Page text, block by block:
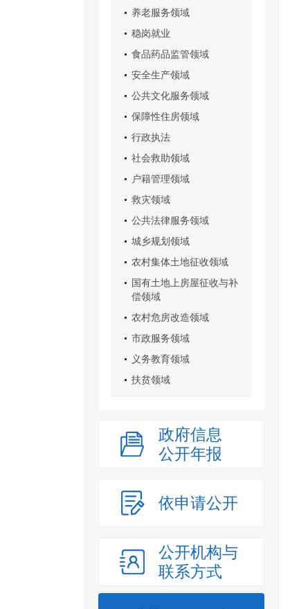
养老服务领域
稳岗就业
食品药品监管领域
安全生产领域
公共文化服务领域
保障性住房领域
行政执法
社会救助领域
户籍管理领域
救灾领域
公共法律服务领域
城乡规划领域
农村集体土地征收领域
国有土地上房屋征收与补
偿领域
农村危房改造领域
市政服务领域
义务教育领域
扶贫领域
政府信息
公开年报
依申请公开
公开机构与
联系方式